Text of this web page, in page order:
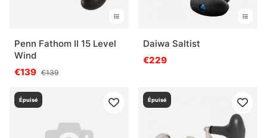
Penn Fathom II 15 Level
Wind
€139 €139
Daiwa Saltist
€229
Épuisé Épuisé